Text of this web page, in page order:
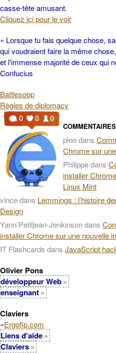
casse-tête amusant.
Cliquez ici pour le voir
« Lorsque tu fais quelque chose,
qui voudraient faire la même
et l'immense majorité de ceux qui
Confucius
Battlesoop
Règles de diplomacy
pinodans
Chrome sur
Philippedans
installer
Linux Mint
vincedans Lemmings : l’histoire
Design
Yann Petitjean-Jenkinsondans
installer Chrome sur une nouvelle
IT Flashcards dans JavaScript
Olivier Pons
développeur Web
enseignant
Claviers
»Ergofip.com
Liens d'aide
Claviers